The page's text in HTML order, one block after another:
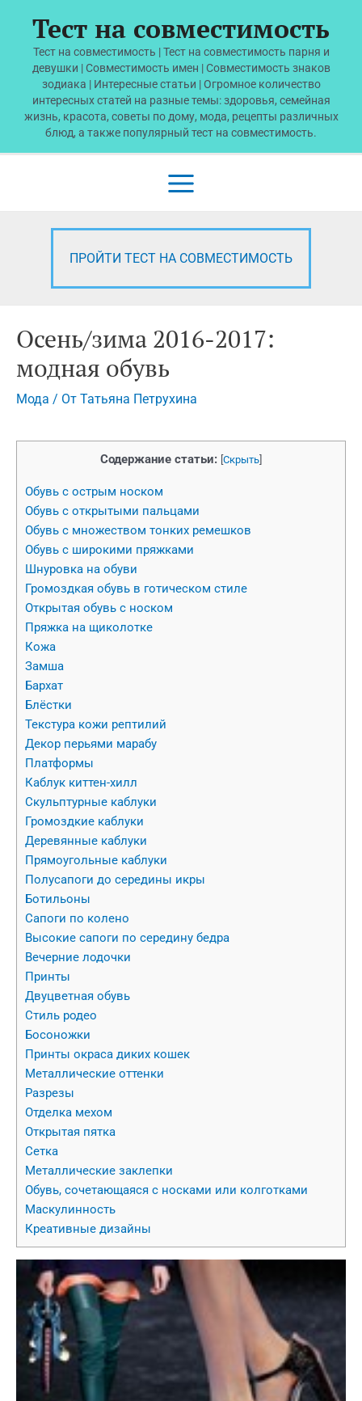
содержимому
Тест на совместимость
Тест на совместимость | Тест на совместимость парня и
девушки | Совместимость имен | Совместимость знаков
зодиака | Интересные статьи | Огромное количество
интересных статей на разные темы: здоровья, семейная
жизнь, красота, советы по дому, мода, рецепты различных
блюд, а также популярный тест на совместимость.
Main
Menu
ПРОЙТИ ТЕСТ НА СОВМЕСТИМОСТЬ
Осень/зима 2016-2017:
модная обувь
Мода / От Татьяна Петрухина
Содержание статьи: Скрыть
Обувь с острым носком
Обувь с открытыми пальцами
Обувь с множеством тонких ремешков
Обувь с широкими пряжками
Шнуровка на обуви
Громоздкая обувь в готическом стиле
Открытая обувь с носком
Пряжка на щиколотке
Кожа
Замша
Бархат
Блёстки
Текстура кожи рептилий
Декор перьями марабу
Платформы
Каблук киттен-хилл
Скульптурные каблуки
Громоздкие каблуки
Деревянные каблуки
Прямоугольные каблуки
Полусапоги до середины икры
Ботильоны
Сапоги по колено
Высокие сапоги по середину бедра
Вечерние лодочки
Принты
Двуцветная обувь
Стиль родео
Босоножки
Принты окраса диких кошек
Металлические оттенки
Разрезы
Отделка мехом
Открытая пятка
Сетка
Металлические заклепки
Обувь, сочетающаяся с носками или колготками
Маскулинность
Креативные дизайны